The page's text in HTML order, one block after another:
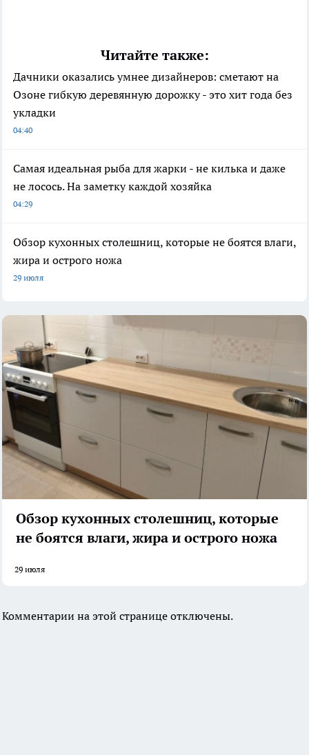
Читайте также:
Дачники оказались умнее дизайнеров: сметают на
Озоне гибкую деревянную дорожку - это хит года без
укладки
04:40
Самая идеальная рыба для жарки - не килька и даже
не лосось. На заметку каждой хозяйка
04:29
Обзор кухонных столешниц, которые не боятся влаги,
жира и острого ножа
29 июля
Обзор кухонных столешниц, которые
не боятся влаги, жира и острого ножа
29 июля
Комментарии на этой странице отключены.